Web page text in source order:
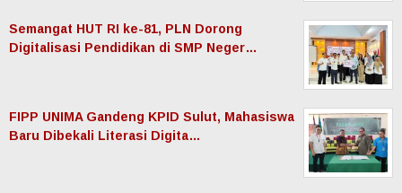
Semangat HUT RI ke-81, PLN Dorong
Digitalisasi Pendidikan di SMP Neger…
FIPP UNIMA Gandeng KPID Sulut, Mahasiswa
Baru Dibekali Literasi Digita…